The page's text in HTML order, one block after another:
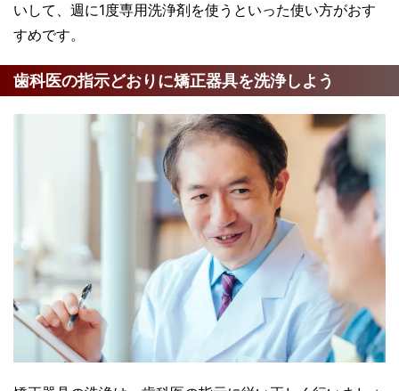
いして、週に1度専用洗浄剤を使うといった使い方がおす
すめです。
歯科医の指示どおりに矯正器具を洗浄しよう